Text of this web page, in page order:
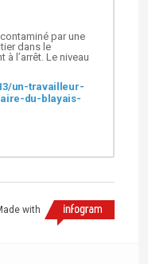
par une
dans le
à l’arrêt. Le niveau
un-travailleur-
du-blayais-
with